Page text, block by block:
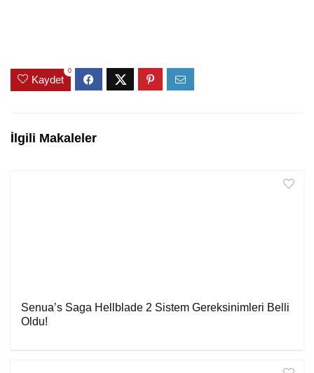
Kaydet
0
İlgili Makaleler
Senua’s Saga Hellblade 2 Sistem Gereksinimleri Belli
Oldu!